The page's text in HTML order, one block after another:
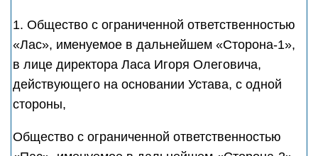
1. Общество с ограниченной ответственностью
«Лас», именуемое в дальнейшем «Сторона-1»,
в лице директора Ласа Игоря Олеговича,
действующего на основании Устава, с одной
стороны,
Общество с ограниченной ответственностью